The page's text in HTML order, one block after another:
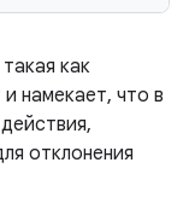
как
намекает, что в
отклонения